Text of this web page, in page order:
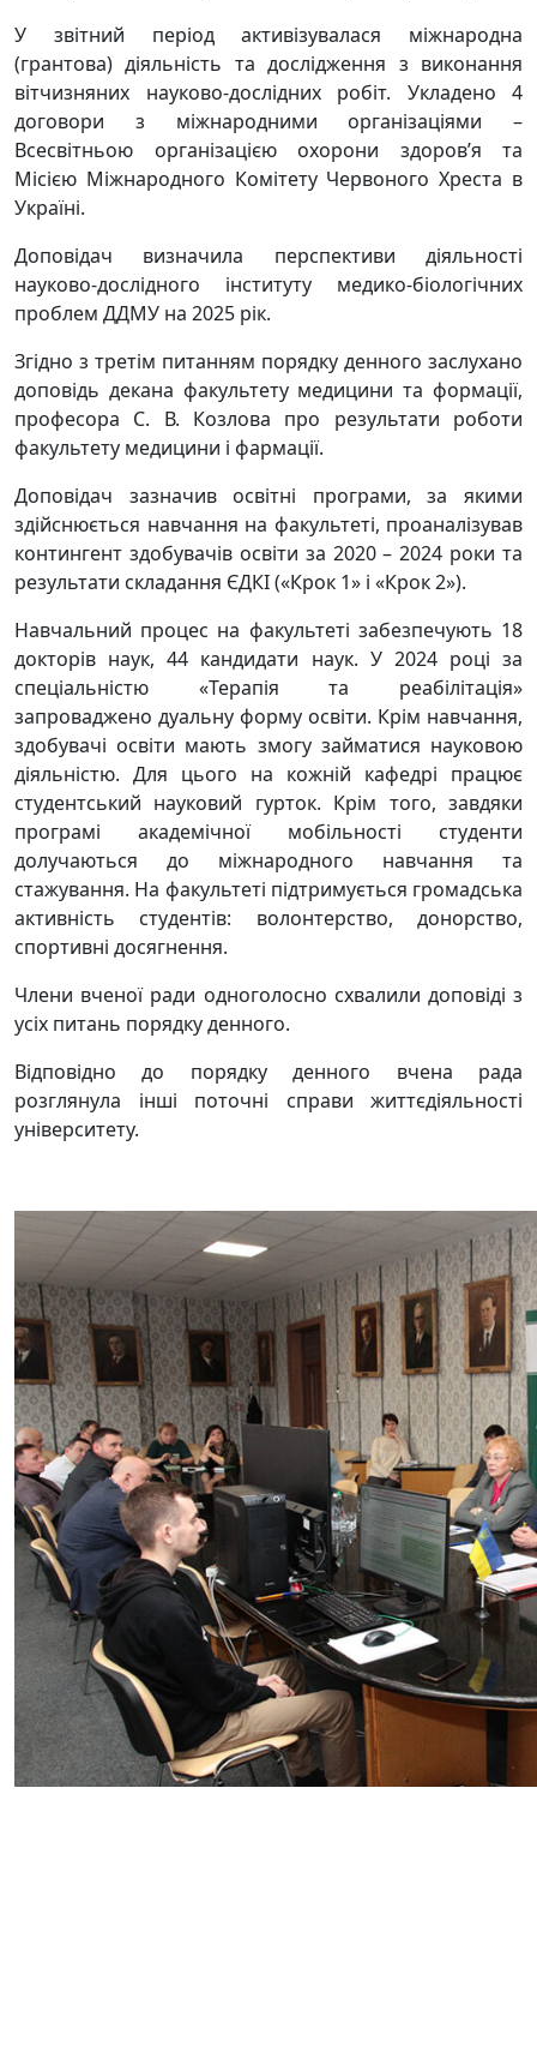
У звітний період активізувалася міжнародна
(грантова) діяльність та дослідження з виконання
вітчизняних науково-дослідних робіт. Укладено 4
договори з міжнародними організаціями –
Всесвітньою організацією охорони здоров’я та
Місією Міжнародного Комітету Червоного Хреста в
Україні.
Доповідач визначила перспективи діяльності
науково-дослідного інституту медико-біологічних
проблем ДДМУ на 2025 рік.
Згідно з третім питанням порядку денного заслухано
доповідь декана факультету медицини та формації,
професора С. В. Козлова про результати роботи
факультету медицини і фармації.
Доповідач зазначив освітні програми, за якими
здійснюється навчання на факультеті, проаналізував
контингент здобувачів освіти за 2020 – 2024 роки та
результати складання ЄДКІ («Крок 1» і «Крок 2»).
Навчальний процес на факультеті забезпечують 18
докторів наук, 44 кандидати наук. У 2024 році за
спеціальністю «Терапія та реабілітація»
запроваджено дуальну форму освіти. Крім навчання,
здобувачі освіти мають змогу займатися науковою
діяльністю. Для цього на кожній кафедрі працює
студентський науковий гурток. Крім того, завдяки
програмі академічної мобільності студенти
долучаються до міжнародного навчання та
стажування. На факультеті підтримується громадська
активність студентів: волонтерство, донорство,
спортивні досягнення.
Члени вченої ради одноголосно схвалили доповіді з
усіх питань порядку денного.
Відповідно до порядку денного вчена рада
розглянула інші поточні справи життєдіяльності
університету.